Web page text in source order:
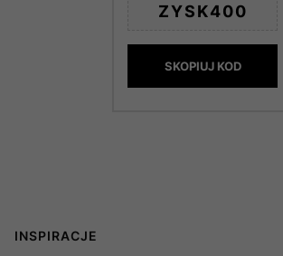
ZYSK400
SKOPIUJ KOD
Linki w stopce
INSPIRACJE